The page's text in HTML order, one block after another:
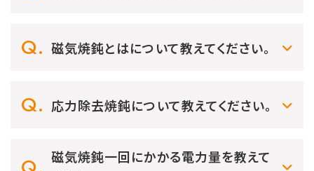
磁気焼鈍とはについて教えてください。
応力除去焼鈍について教えてください。
磁気焼鈍一回にかかる電力量を教えて